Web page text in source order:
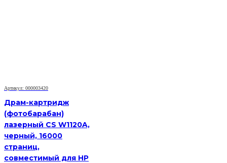
Артикул: 000003420
Драм-картридж
(фотобарабан)
лазерный CS W1120A,
черный, 16000
страниц,
совместимый для HP